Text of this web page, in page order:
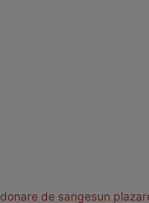
donare de sangesun plaza